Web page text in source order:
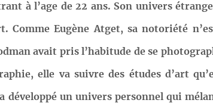
à l’age de 22 ans. Son univers
Comme Eugène Atget, sa notoriété
avait pris l’habitude de se
elle va suivre des études d’art
développé un univers personnel qui